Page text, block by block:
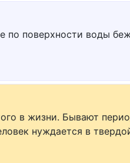
поверхности воды
в жизни. Бывают
нуждается в